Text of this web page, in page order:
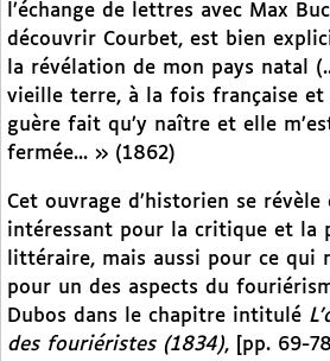
l’échange de lettres avec Max
découvrir Courbet, est bien
la révélation de mon pays natal
vieille terre, à la fois française et
guère fait qu’y naître et elle
fermée... » (1862)
Cet ouvrage d’historien se révèle
intéressant pour la critique et la
littéraire, mais aussi pour ce qui
pour un des aspects du
Dubos dans le chapitre intitulé
des fouriéristes (1834), [pp. 69-